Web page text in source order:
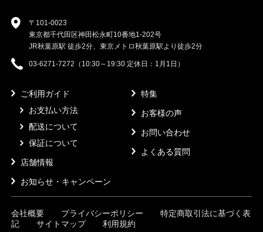
〒101-0023
東京都千代田区神田松永町10番地1-202号
JR秋葉原駅 徒歩2分、東京メトロ秋葉原駅より徒歩2分
03-6271-7272（10:30～19:30 定休日：1月1日）
ご利用ガイド
お支払い方法
配送について
保証について
店舗情報
お知らせ・キャンペーン
特集
お客様の声
お問い合わせ
よくある質問
会社概要 プライバシーポリシー
特定商取引法に基づく表
記
サイトマップ 利用規約